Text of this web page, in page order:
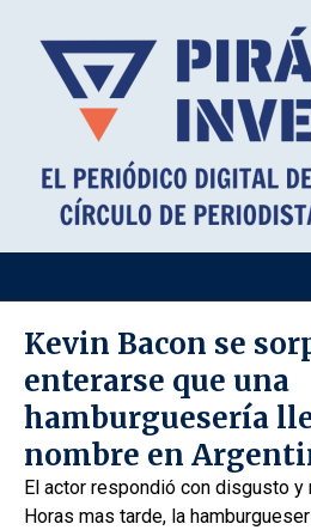
Kevin Bacon se
enterarse que una
hamburguesería
nombre en
El actor respondió con disgusto y
Horas mas tarde, la